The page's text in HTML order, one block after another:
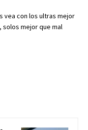
vea con los ultras mejor
solos mejor que mal